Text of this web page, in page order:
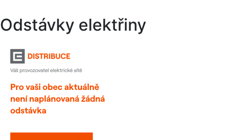
Odstávky elektřiny